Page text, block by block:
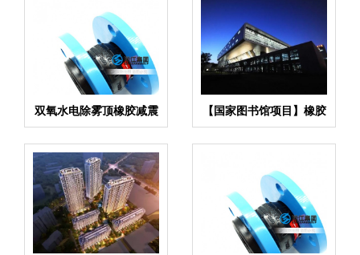
双氧水电除雾顶橡胶减震
器,消音降噪配件
【国家图书馆项目】橡胶
接头合同